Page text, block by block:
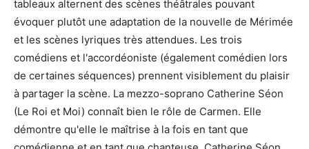
tableaux alternent des scènes théâtrales pouvant
évoquer plutôt une adaptation de la nouvelle de Mérimée
et les scènes lyriques très attendues. Les trois
comédiens et l'accordéoniste (également comédien lors
de certaines séquences) prennent visiblement du plaisir
à partager la scène. La mezzo-soprano Catherine Séon
(Le Roi et Moi) connaît bien le rôle de Carmen. Elle
démontre qu'elle le maîtrise à la fois en tant que